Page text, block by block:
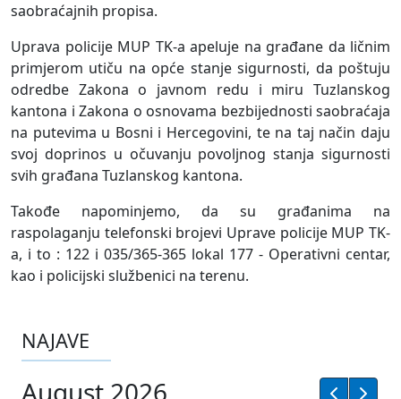
saobraćajnih propisa.
Uprava policije MUP TK-a apeluje na građane da ličnim
primjerom utiču na opće stanje sigurnosti, da poštuju
odredbe Zakona o javnom redu i miru Tuzlanskog
kantona i Zakona o osnovama bezbijednosti saobraćaja
na putevima u Bosni i Hercegovini, te na taj način daju
svoj doprinos u očuvanju povoljnog stanja sigurnosti
svih građana Tuzlanskog kantona.
Takođe napominjemo, da su građanima na
raspolaganju telefonski brojevi Uprave policije MUP TK-
a, i to : 122 i 035/365-365 lokal 177 - Operativni centar,
kao i policijski službenici na terenu.
NAJAVE
August 2026